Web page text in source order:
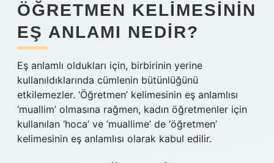
ÖĞRETMEN KELIMESININ
EŞ ANLAMI NEDIR?
Eş anlamlı oldukları için, birbirinin yerine
kullanıldıklarında cümlenin bütünlüğünü
etkilemezler. ‘Öğretmen’ kelimesinin eş anlamlısı
‘muallim’ olmasına rağmen, kadın öğretmenler için
kullanılan ‘hoca’ ve ‘muallime’ de ‘öğretmen’
kelimesinin eş anlamlısı olarak kabul edilir.